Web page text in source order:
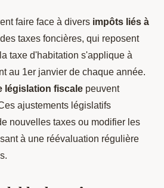
faire face à divers impôts liés à
taxes foncières, qui reposent
taxe d'habitation s'applique à
au 1er janvier de chaque année.
législation fiscale peuvent
ajustements législatifs
nouvelles taxes ou modifier les
à une réévaluation régulière